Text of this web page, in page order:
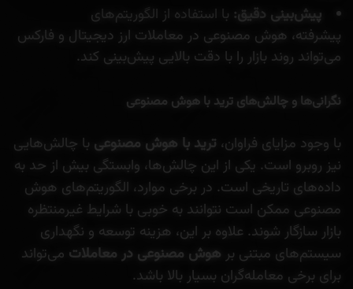
پیش‌بینی دقیق: با استفاده از الگوریتم‌های
پیشرفته، هوش مصنوعی در معاملات ارز دیجیتال و فارکس
می‌تواند روند بازار را با دقت بالایی پیش‌بینی کند.
نگرانی‌ها و چالش‌های ترید با هوش مصنوعی
با وجود مزایای فراوان، ترید با هوش مصنوعی با چالش‌هایی
نیز روبرو است. یکی از این چالش‌ها، وابستگی بیش از حد به
داده‌های تاریخی است. در برخی موارد، الگوریتم‌های هوش
مصنوعی ممکن است نتوانند به خوبی با شرایط غیرمنتظره
بازار سازگار شوند. علاوه بر این، هزینه توسعه و نگهداری
سیستم‌های مبتنی بر هوش مصنوعی در معاملات می‌تواند
برای برخی معامله‌گران بسیار بالا باشد.